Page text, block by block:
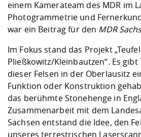
Career Service
Angebote für
Qualitätssicherung
einem Kamerateam des MDR im
Photogrammetrie und
war ein Beitrag für den MDR
Im Fokus stand das Projekt
Pließkowitz/Kleinbautzen“. Es
dieser Felsen in der Oberlausitz
Funktion oder Konstruktion
das berühmte Stonehenge in
Zusammenarbeit mit dem
Sachsen entstand die Idee, den
unseres terrestrischen